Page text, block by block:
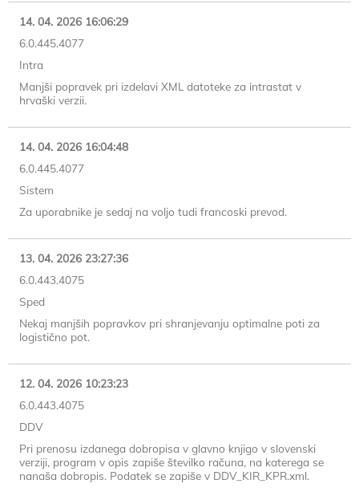
14. 04. 2026 16:06:29
6.0.445.4077
Intra
Manjši popravek pri izdelavi XML datoteke za intrastat v
hrvaški verzii.
14. 04. 2026 16:04:48
6.0.445.4077
Sistem
Za uporabnike je sedaj na voljo tudi francoski prevod.
13. 04. 2026 23:27:36
6.0.443.4075
Sped
Nekaj manjših popravkov pri shranjevanju optimalne poti za
logistično pot.
12. 04. 2026 10:23:23
6.0.443.4075
DDV
Pri prenosu izdanega dobropisa v glavno knjigo v slovenski
verziji, program v opis zapiše številko računa, na katerega se
nanaša dobropis. Podatek se zapiše v DDV_KIR_KPR.xml.